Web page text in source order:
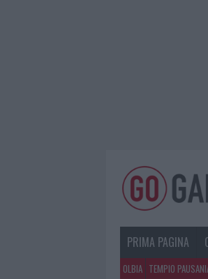
PRIMA PAGINA
OLBIA TEMPIO